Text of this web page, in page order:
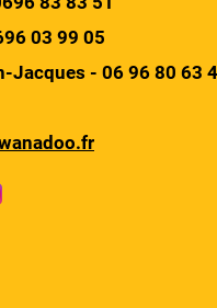
03 99 05
Jacques - 06 96 80 63